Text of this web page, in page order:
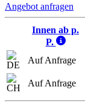
Angebot anfragen
Innen ab p.
P.
Auf Anfrage
Auf Anfrage